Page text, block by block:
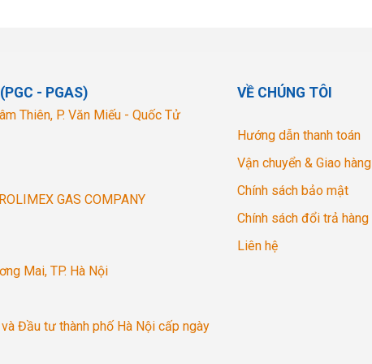
Bộ van gas Namilux 347S
Namilux 347S
(NBR) độ bền cao, không bị lão hóa.
giúp chống ăn mòn, đảm bảo độ kín 100%.
gas Namilux 347S
chỉnh áp tự động.
- PGAS)
Thiên, P. Văn Miếu - Quốc Tử
GAS COMPANY
Mai, TP. Hà Nội
Đầu tư thành phố Hà Nội cấp ngày
VỀ CHÚNG TÔI
Hướng dẫn thanh toán
Vận chuyển & Giao hàng
Chính sách bảo mật
Chính sách đổi trả hàng
Liên hệ